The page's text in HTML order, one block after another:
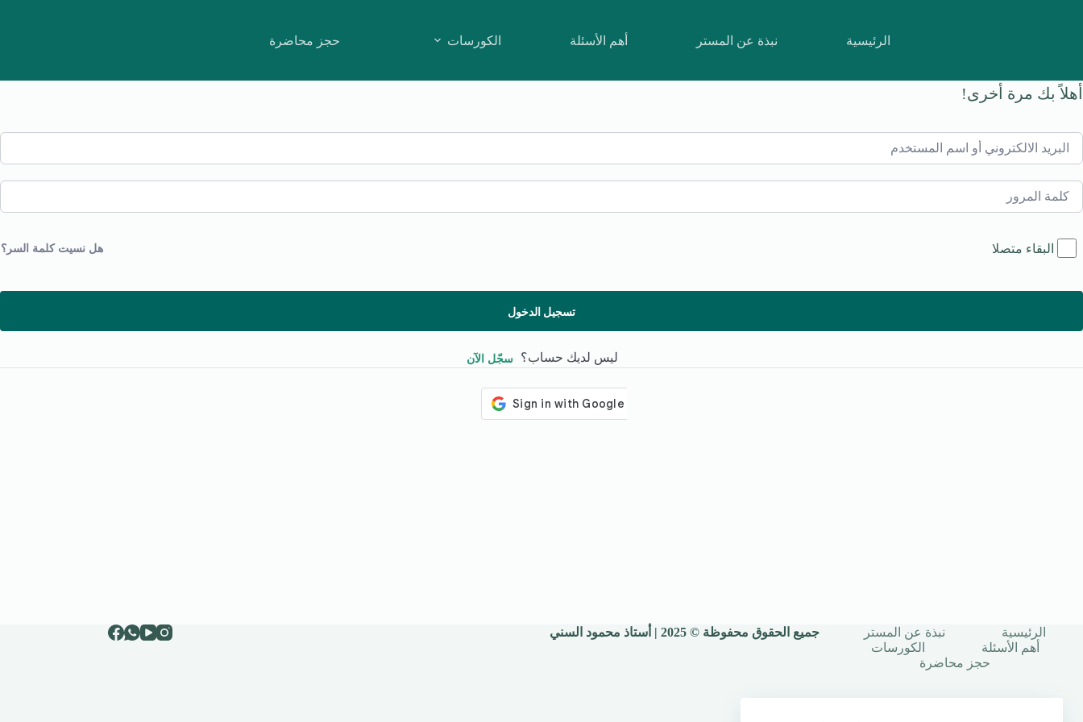
الرئيسية نبذة عن المستر أهم الأسئلة الكورسات حجز محاضرة
أهلاً بك مرة أخرى!
البقاء متصلا هل نسيت كلمة السر؟
تسجيل الدخول
ليس لديك حساب؟ سجّل الآن
الرئيسية
نبذة عن المستر
أهم الأسئلة
الكورسات
حجز محاضرة
جميع الحقوق محفوظة © 2025 | أستاذ محمود السني